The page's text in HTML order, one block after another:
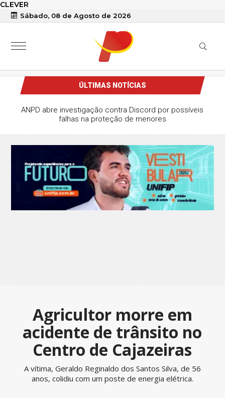
CLEVER
Sábado, 08 de Agosto de 2026
ÚLTIMAS NOTÍCIAS
ANPD abre investigação contra Discord por possíveis
falhas na proteção de menores
Agricultor morre em
acidente de trânsito no
Centro de Cajazeiras
A vítima, Geraldo Reginaldo dos Santos Silva, de 56
anos, colidiu com um poste de energia elétrica.